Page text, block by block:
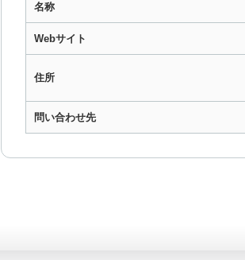
名称
Webサイト
住所
問い合わせ先